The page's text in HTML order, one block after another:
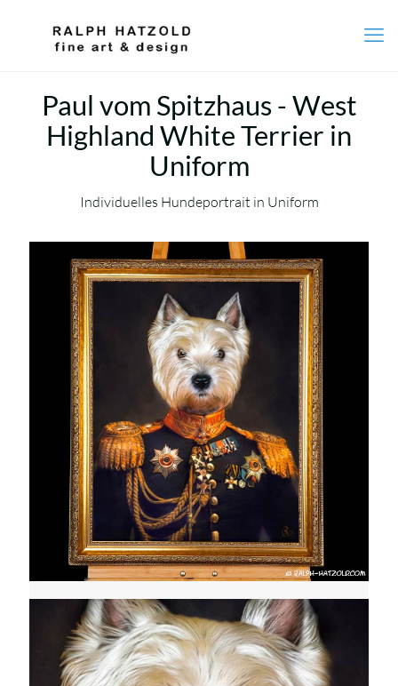
Paul vom Spitzhaus - West
Highland White Terrier in
Uniform
Individuelles Hundeportrait in Uniform